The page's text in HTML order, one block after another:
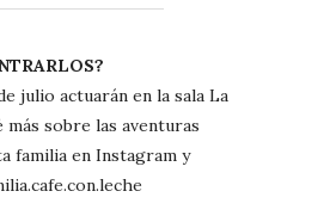
julio actuarán en la sala La
sobre las aventuras
familia en Instagram y